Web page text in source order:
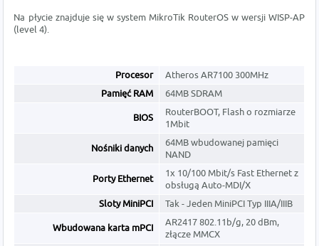
Na płycie znajduje się w system MikroTik RouterOS w wersji WISP-AP
(level 4).
Procesor
Atheros AR7100 300MHz
Pamięć RAM
64MB SDRAM
BIOS
RouterBOOT, Flash o rozmiarze
1Mbit
Nośniki danych
64MB wbudowanej pamięci
NAND
Porty Ethernet
1x 10/100 Mbit/s Fast Ethernet z
obsługą Auto-MDI/X
Sloty MiniPCI
Tak - Jeden MiniPCI Typ IIIA/IIIB
Wbudowana karta mPCI
AR2417 802.11b/g, 20 dBm,
złącze MMCX